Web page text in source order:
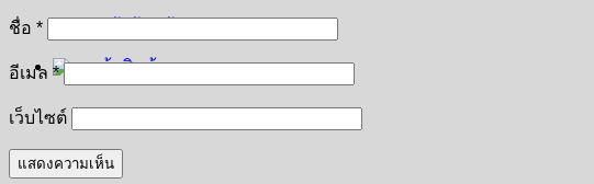
ชื่อ *
อีเมล *
เว็บไซต์